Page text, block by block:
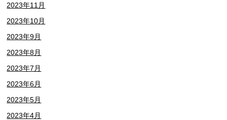
2023年11月
2023年10月
2023年9月
2023年8月
2023年7月
2023年6月
2023年5月
2023年4月